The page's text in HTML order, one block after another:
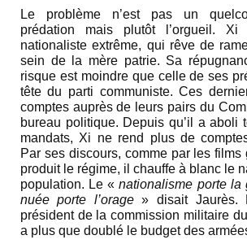
Le problème n’est pas un
prédation mais plutôt l’orgueil.
nationaliste extrême, qui rêve de
sein de la mère patrie. Sa
risque est moindre que celle de ses
tête du parti communiste. Ces
comptes auprès de leurs pairs du
bureau politique. Depuis qu’il a aboli
mandats, Xi ne rend plus de
Par ses discours, comme par les
produit le régime, il chauffe à blanc le
population. Le «nationalisme porte la
nuée porte l’orage» disait Jaurès.
président de la commission militaire
a plus que doublé le budget des